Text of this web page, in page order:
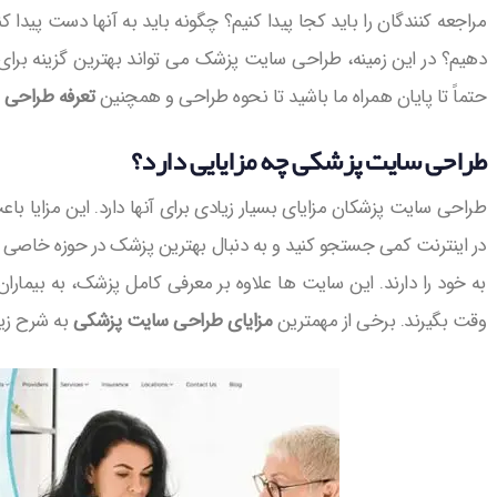
مراجعه کنندگان را باید کجا پیدا کنیم؟ چگونه باید به آنها دست پیدا
دهیم؟ در این زمینه، طراحی سایت پزشک می تواند بهترین گزینه
حتماً تا پایان همراه ما باشید تا نحوه طراحی و همچنینتعرفه
طراحی سایت پزشکی چه مزایایی دارد؟
طراحی سایت پزشکان مزایای بسیار زیادی برای آنها دارد. این
در اینترنت کمی جستجو کنید و به دنبال بهترین پزشک در حوزه
به خود را دارند. این سایت ها علاوه بر معرفی کامل پزشک، به
وقت بگیرند. برخی از مهمترینمزایای طراحی سایت پزشکیبه شرح